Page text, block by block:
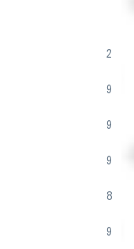
2
9
9
9
8
9